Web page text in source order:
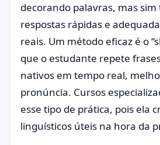
decorando palavras, mas
respostas rápidas e
reais. Um método eficaz é o
que o estudante repete
nativos em tempo real,
pronúncia. Cursos
esse tipo de prática, pois ela
linguísticos úteis na hora da